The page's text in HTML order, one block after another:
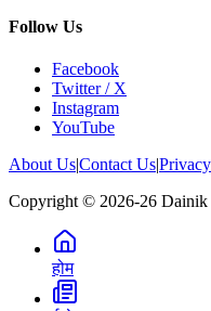
Follow Us
Facebook
Twitter / X
Instagram
YouTube
About Us|Contact Us|
Copyright © 2026-26 Dainik
होम